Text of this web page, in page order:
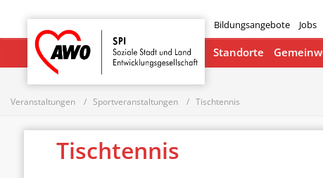
Bildungsangebote Jobs
Startseite
Standorte
Veranstaltungen Sportveranstaltungen Tischtennis
Tischtennis